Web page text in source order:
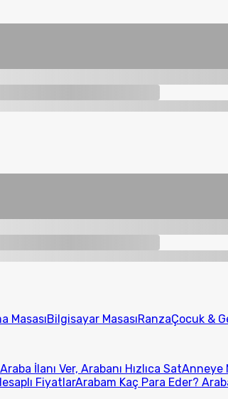
MasasıBilgisayar MasasıRanzaÇocuk &
Araba İlanı Ver, Arabanı Hızlıca SatAnneye
FiyatlarArabam Kaç Para Eder?